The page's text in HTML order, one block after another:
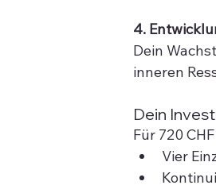
4.
Dein
inneren
Dein
Für 720
Vier